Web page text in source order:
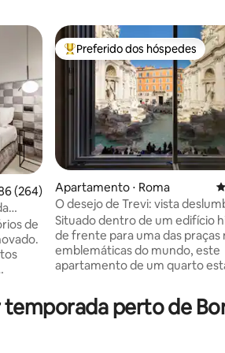
de uma avaliação média de 5, 264
(264)
de
dois
Entre os melhores preferidos
Preferido dos hóspedes
Apartamento ⋅ Roma
O desejo de Trevi: vista
Fonte de Trevi
Situado dentro de um edifício
de frente para uma das praças
emblemáticas do mundo, este
apartamento de um quarto
comodidades modernas e um
invejável, perfeito para
perto de